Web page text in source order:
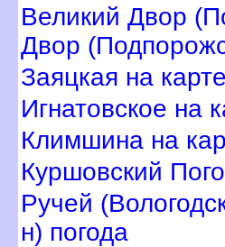
еликий Двор
Двор
Заяцкая на карте
Игнатовское на
Климшина на
Куршовский
Ручей
н) погода